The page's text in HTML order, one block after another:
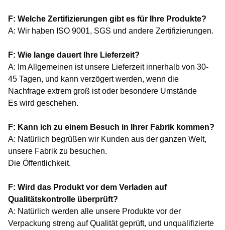
F: Welche Zertifizierungen gibt es für Ihre Produkte?
A: Wir haben ISO 9001, SGS und andere Zertifizierungen.
F: Wie lange dauert Ihre Lieferzeit?
A: Im Allgemeinen ist unsere Lieferzeit innerhalb von 30-
45 Tagen, und kann verzögert werden, wenn die
Nachfrage extrem groß ist oder besondere Umstände
Es wird geschehen.
F: Kann ich zu einem Besuch in Ihrer Fabrik kommen?
A: Natürlich begrüßen wir Kunden aus der ganzen Welt,
unsere Fabrik zu besuchen.
Die Öffentlichkeit.
F: Wird das Produkt vor dem Verladen auf
Qualitätskontrolle überprüft?
A: Natürlich werden alle unsere Produkte vor der
Verpackung streng auf Qualität geprüft, und unqualifizierte